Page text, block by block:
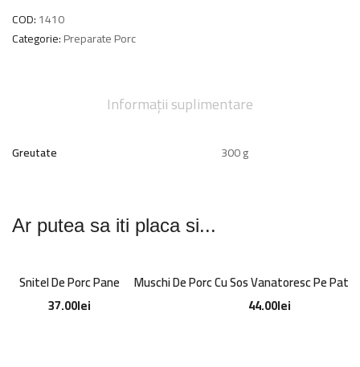
COD:1410
Categorie:Preparate Porc
Informații suplimentare
Greutate 300 g
Ar putea sa iti placa si...
Snitel De Porc Pane
37.00lei
Muschi De Porc Cu Sos Vanatoresc Pe Pat
44.00lei